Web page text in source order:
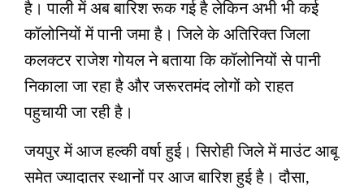
है। पाली में अब बारिश रूक गई है लेकिन अभी भी कई
कॉलोनियों में पानी जमा है। जिले के अतिरिक्त जिला
कलक्टर राजेश गोयल ने बताया कि कॉलोनियों से पानी
निकाला जा रहा है और जरूरतमंद लोगों को राहत
पहुचायी जा रही है।
जयपुर में आज हल्की वर्षा हुई। सिरोही जिले में माउंट आबू
समेत ज्यादातर स्थानों पर आज बारिश हुई है। दौसा,